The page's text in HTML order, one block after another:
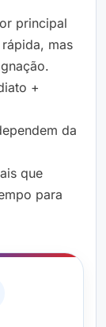
principal
mas
+
da
que
para